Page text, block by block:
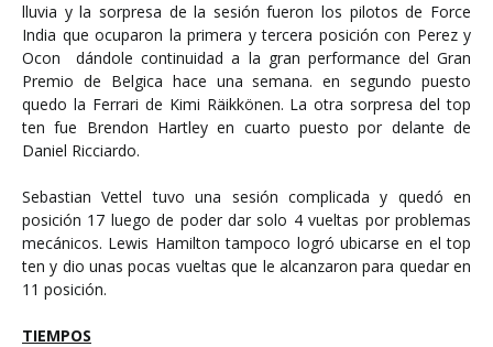
lluvia y la sorpresa de la sesión fueron los pilotos de Force
India que ocuparon la primera y tercera posición con Perez y
Ocon dándole continuidad a la gran performance del Gran
Premio de Belgica hace una semana. en segundo puesto
quedo la Ferrari de Kimi Räikkönen. La otra sorpresa del top
ten fue Brendon Hartley en cuarto puesto por delante de
Daniel Ricciardo.
Sebastian Vettel tuvo una sesión complicada y quedó en
posición 17 luego de poder dar solo 4 vueltas por problemas
mecánicos. Lewis Hamilton tampoco logró ubicarse en el top
ten y dio unas pocas vueltas que le alcanzaron para quedar en
11 posición.
TIEMPOS